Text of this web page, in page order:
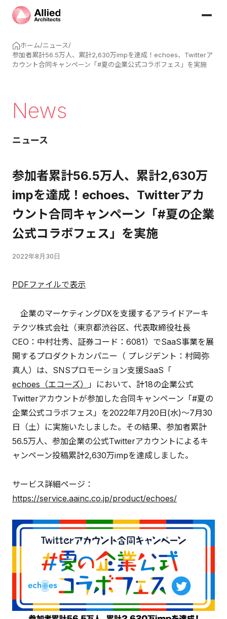
ホーム/ニュース/
参加者累計56.5万人、累計2,630万impを達成！echoes、Twitterア
カウント合同キャンペーン「#夏の企業公式コラボフェス」を実施
News
ニュース
参加者累計56.5万人、累計2,630万
impを達成！echoes、Twitterアカ
ウント合同キャンペーン「#夏の企業
公式コラボフェス」を実施
2022年8月30日
PDFファイルで表示
企業のマーケティングDXを支援するアライドアーキ
テクツ株式会社（東京都渋谷区、代表取締役社長
CEO：中村壮秀、証券コード：6081）でSaaS事業を展
開するプロダクトカンパニー（ プレジデント：村岡弥
真人）は、SNSプロモーション支援SaaS「
echoes（エコーズ）
」において、計18の企業公式
Twitterアカウントが参加した合同キャンペーン「#夏の
企業公式コラボフェス」を2022年7月20日(水)～7月30
日（土）に実施いたしました。その結果、参加者累計
56.5万人、参加企業の公式Twitterアカウントによるキ
ャンペーン投稿累計2,630万impを達成しました。
サービス詳細ページ：
https://service.aainc.co.jp/product/echoes/